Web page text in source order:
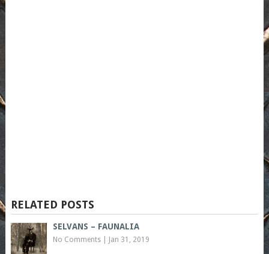
RELATED POSTS
SELVANS – FAUNALIA
No Comments| Jan 31, 2019